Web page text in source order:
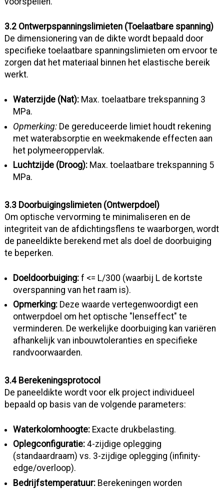
3.2 Ontwerpspanningslimieten (Toelaatbare spanning)
De dimensionering van de dikte wordt bepaald door
specifieke toelaatbare spanningslimieten om ervoor te
zorgen dat het materiaal binnen het elastische bereik
werkt.
Waterzijde (Nat): Max. toelaatbare trekspanning 3
MPa.
Opmerking: De gereduceerde limiet houdt rekening
met waterabsorptie en weekmakende effecten aan
het polymeeroppervlak.
Luchtzijde (Droog): Max. toelaatbare trekspanning 5
MPa.
3.3 Doorbuigingslimieten (Ontwerpdoel)
Om optische vervorming te minimaliseren en de
integriteit van de afdichtingsflens te waarborgen, wordt
de paneeldikte berekend met als doel de doorbuiging
te beperken.
Doeldoorbuiging: f <= L/300 (waarbij L de kortste
overspanning van het raam is).
Opmerking: Deze waarde vertegenwoordigt een
ontwerpdoel om het optische "lenseffect" te
verminderen. De werkelijke doorbuiging kan variëren
afhankelijk van inbouwtoleranties en specifieke
randvoorwaarden.
3.4 Berekeningsprotocol
De paneeldikte wordt voor elk project individueel
bepaald op basis van de volgende parameters:
Waterkolomhoogte: Exacte drukbelasting.
Oplegconfiguratie: 4-zijdige oplegging
(standaardraam) vs. 3-zijdige oplegging (infinity-
edge/overloop).
Bedrijfstemperatuur: Berekeningen worden